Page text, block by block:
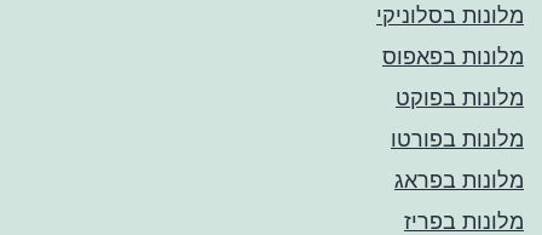
מלונות בסלוניקי
מלונות בפאפוס
מלונות בפוקט
מלונות בפורטו
מלונות בפראג
מלונות בפריז